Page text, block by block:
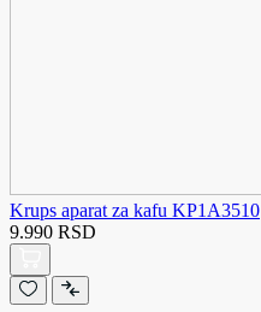
Krups aparat za kafu KP1A3510
9.990 RSD